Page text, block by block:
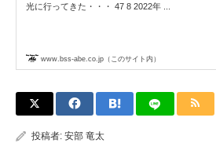
光に行ってきた・・・ 47 8 2022年 ...
www.bss-abe.co.jp（このサイト内）
投稿者: 安部 竜太